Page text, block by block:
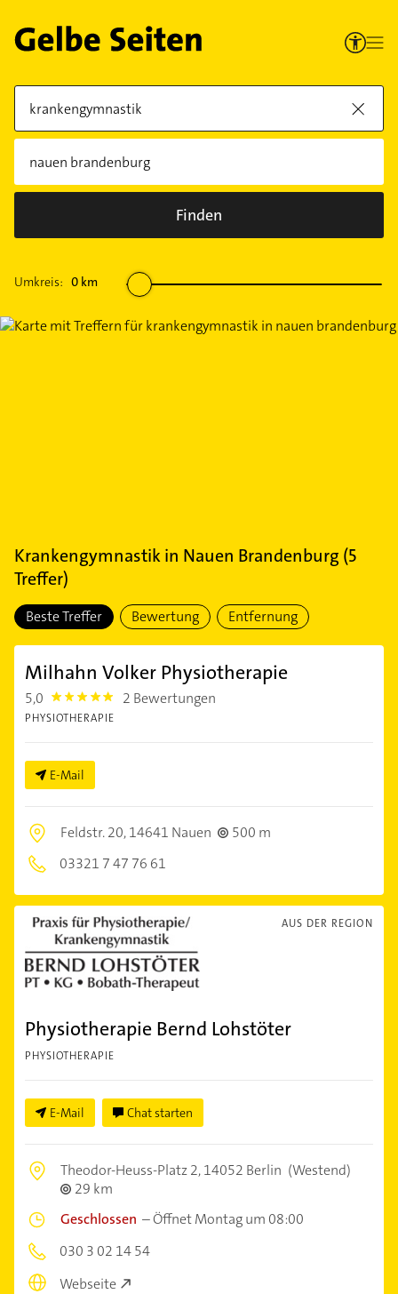
Finden
Umkreis: 0 km
Krankengymnastikin Nauen Brandenburg (5
Treffer)
Beste Treffer Bewertung Entfernung
Milhahn Volker Physiotherapie
5,0 5.0 2 Bewertungen
PHYSIOTHERAPIE
E-Mail
Feldstr. 20,14641 Nauen
500 m
03321 7 47 76 61
AUS DER REGION
Physiotherapie Bernd Lohstöter
PHYSIOTHERAPIE
E-Mail Chat starten
Theodor-Heuss-Platz 2,14052 Berlin (Westend)
29 km
Geschlossen –Öffnet Montag um 08:00
030 3 02 14 54
Webseite